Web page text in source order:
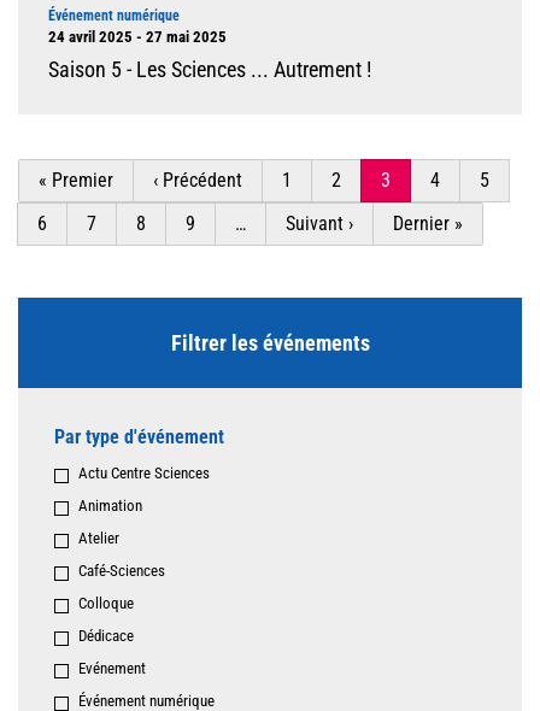
Type d'événement
Événement numérique
Dates
24 avril 2025 - 27 mai 2025
Saison 5 - Les Sciences ... Autrement !
Pagination
Première
page
« Premier
Page
précédente
‹ Précédent Page
1 Page
2
Page
courante
3 Page
4 Page
5
Page
6 Page
7 Page
8 Page
9 …
Page
suivante
Suivant ›
Dernière
page
Dernier »
Filtrer les événements
Par type d'événement
Actu Centre Sciences
Animation
Atelier
Café-Sciences
Colloque
Dédicace
Evénement
Événement numérique